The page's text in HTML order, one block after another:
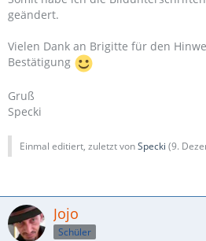
geändert.
Vielen Dank an Brigitte für den
Bestätigung
Gruß
Specki
Einmal editiert, zuletzt vonSpecki (9.
Jojo
Schüler